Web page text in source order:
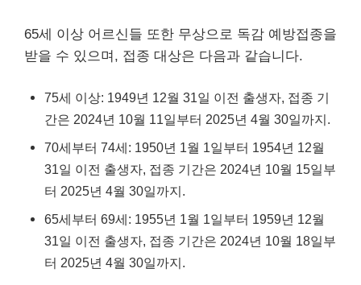
65세 이상 어르신들 또한 무상으로 독감 예방접종을
받을 수 있으며, 접종 대상은 다음과 같습니다.
75세 이상: 1949년 12월 31일 이전 출생자, 접종 기
간은 2024년 10월 11일부터 2025년 4월 30일까지.
70세부터 74세: 1950년 1월 1일부터 1954년 12월
31일 이전 출생자, 접종 기간은 2024년 10월 15일부
터 2025년 4월 30일까지.
65세부터 69세: 1955년 1월 1일부터 1959년 12월
31일 이전 출생자, 접종 기간은 2024년 10월 18일부
터 2025년 4월 30일까지.